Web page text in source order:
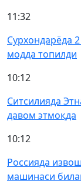
11:32
Сурхондарёда
модда топилди
10:12
Ситсилияда
давом этмоқда
10:12
Россияда
машинаси